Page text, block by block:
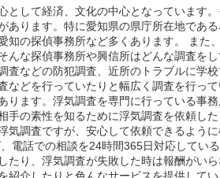
として経済、文化の中心となっています
あります。特に愛知県の県庁所在地であ
知の探偵事務所など多くあります。 また
んな探偵事務所や興信所はどんな調査を
査などの防犯調査、近所のトラブルに学
などを行っていたりと幅広く調査を行っ
ります。浮気調査を専門に行っている事
手の素性を知るために浮気調査を依頼し
気調査ですが、安心して依頼できるよう
電話での相談を24時間365日対応してい
たり、浮気調査が失敗した時は報酬がい